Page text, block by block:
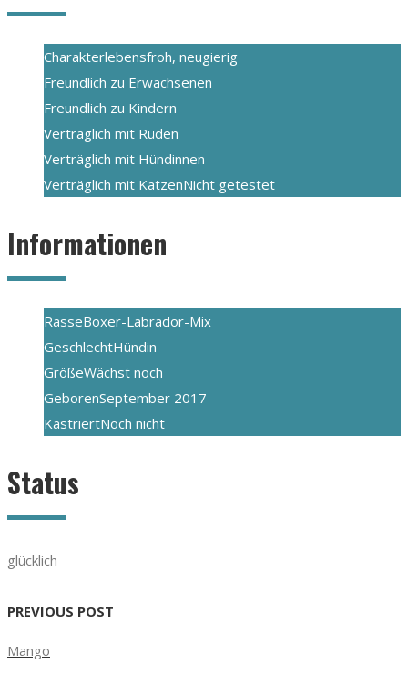
Charakterlebensfroh, neugierig
Freundlich zu Erwachsenen
Freundlich zu Kindern
Verträglich mit Rüden
Verträglich mit Hündinnen
Verträglich mit KatzenNicht getestet
Informationen
RasseBoxer-Labrador-Mix
GeschlechtHündin
GrößeWächst noch
GeborenSeptember 2017
KastriertNoch nicht
Status
glücklich
PREVIOUS POST
Mango